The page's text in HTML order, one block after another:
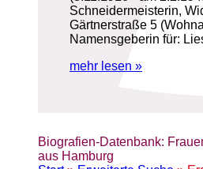
Biografien-Datenbank:
aus Hamburg
Schneidermeisterin,
Gärtnerstraße 5
Namensgeberin für:
mehr lesen »